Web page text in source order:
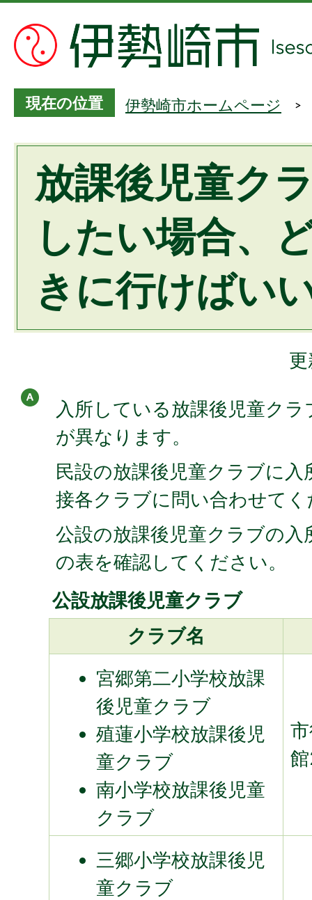
現在の位置 伊勢崎市ホームページ
放課後児童ク
したい場合、
きに行けばい
入所している放課後児童ク
が異なります。
民設の放課後児童クラブに
接各クラブに問い合わせて
公設の放課後児童クラブの
の表を確認してください。
公設放課後児童クラブ
クラブ名
宮郷第二小学校放課
後児童クラブ
殖蓮小学校放課後児
童クラブ
南小学校放課後児童
クラブ
三郷小学校放課後児
童クラブ